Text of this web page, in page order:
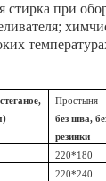
стирка при
Простыня
без шва,
резинки
220*180
220*240